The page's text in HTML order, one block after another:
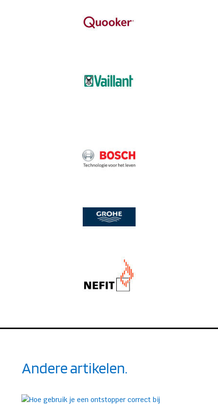
Andere artikelen.